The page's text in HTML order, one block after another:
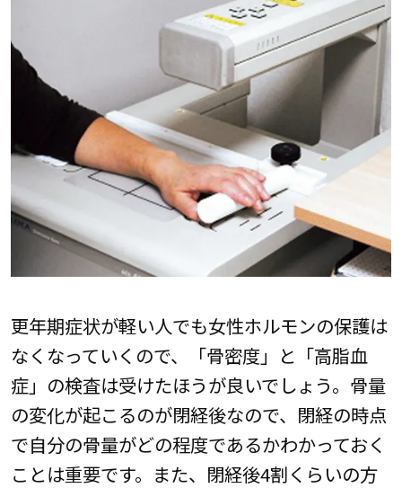
更年期症状が軽い人でも女性ホルモンの保護は
なくなっていくので、「骨密度」と「高脂血
症」の検査は受けたほうが良いでしょう。骨量
の変化が起こるのが閉経後なので、閉経の時点
で自分の骨量がどの程度であるかわかっておく
ことは重要です。また、閉経後4割くらいの方